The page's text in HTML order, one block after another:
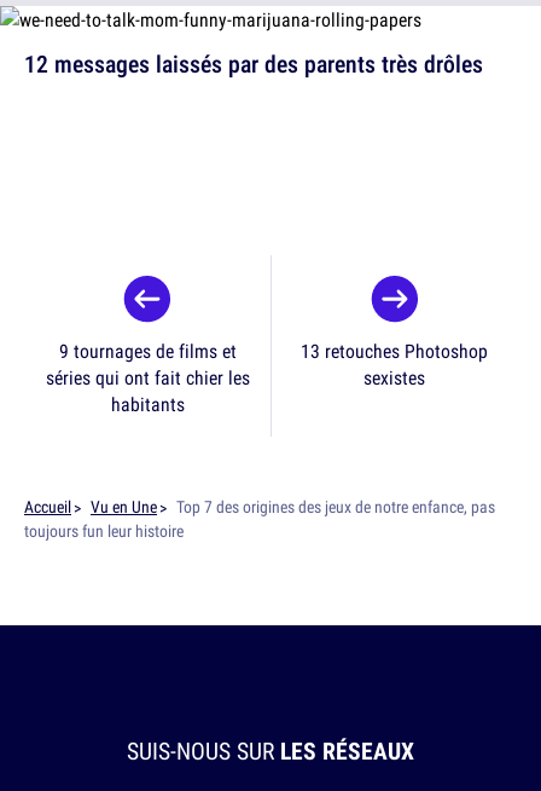
12 messages laissés par des parents très drôles
9 tournages de films et
séries qui ont fait chier les
habitants
13 retouches Photoshop
sexistes
Accueil Vu en Une
Top 7 des origines des jeux de notre enfance, pas
toujours fun leur histoire
SUIS-NOUS SUR LES RÉSEAUX